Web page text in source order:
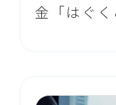
金「はぐ